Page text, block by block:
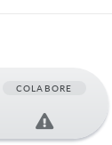
COLABORE